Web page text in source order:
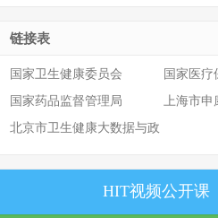
链接表
国家卫生健康委员会
国家医疗
国家药品监督管理局
上海市申
北京市卫生健康大数据与政
HIT视频公开课